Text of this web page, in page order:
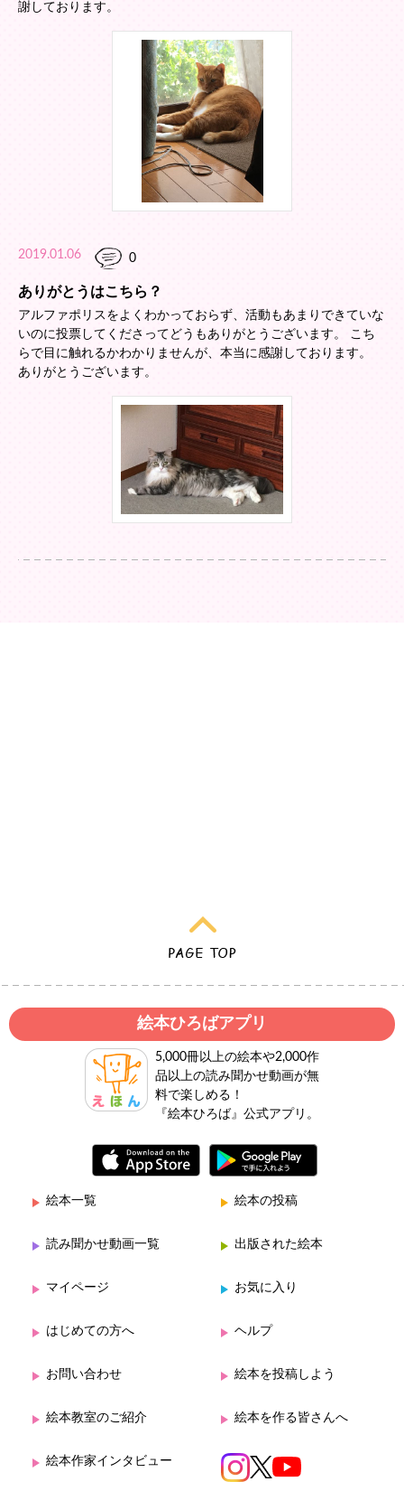
謝しております。
2019.01.06 0
ありがとうはこちら？
アルファポリスをよくわかっておらず、活動もあまりできていな
いのに投票してくださってどうもありがとうございます。 こち
らで目に触れるかわかりませんが、本当に感謝しております。
ありがとうございます。
絵本ひろばアプリ
5,000冊以上の絵本や2,000作
品以上の読み聞かせ動画が無
料で楽しめる！
『絵本ひろば』公式アプリ。
絵本一覧 絵本の投稿
読み聞かせ動画一覧 出版された絵本
マイページ お気に入り
はじめての方へ ヘルプ
お問い合わせ 絵本を投稿しよう
絵本教室のご紹介 絵本を作る皆さんへ
絵本作家インタビュー